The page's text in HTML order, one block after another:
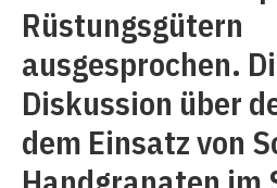
Rüstungsgütern
ausgesprochen.
Diskussion über
dem Einsatz von